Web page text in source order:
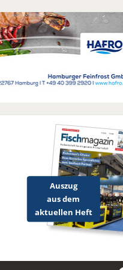
Auszug
aus dem
aktuellen Heft